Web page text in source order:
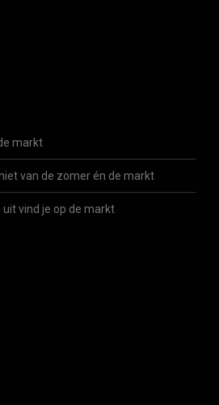
markt
van de zomer én de markt
vind je op de markt